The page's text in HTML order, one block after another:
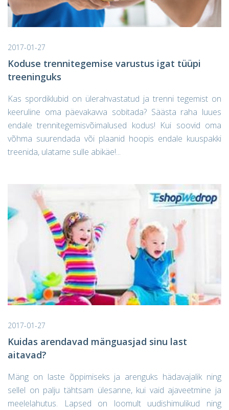
2017-01-27
Koduse trennitegemise varustus igat tüüpi
treeninguks
Kas spordiklubid on ülerahvastatud ja trenni tegemist on
keeruline oma päevakavva sobitada? Säästa raha luues
endale trennitegemisvõimalused kodus! Kui soovid oma
võhma suurendada või plaanid hoopis endale kuuspakki
treenida, ulatame sulle abikäe!...
2017-01-27
Kuidas arendavad mänguasjad sinu last
aitavad?
Mäng on laste õppimiseks ja arenguks hädavajalik ning
sellel on palju tähtsam ülesanne, kui vaid ajaveetmine ja
meelelahutus. Lapsed on loomult uudishimulikud ning